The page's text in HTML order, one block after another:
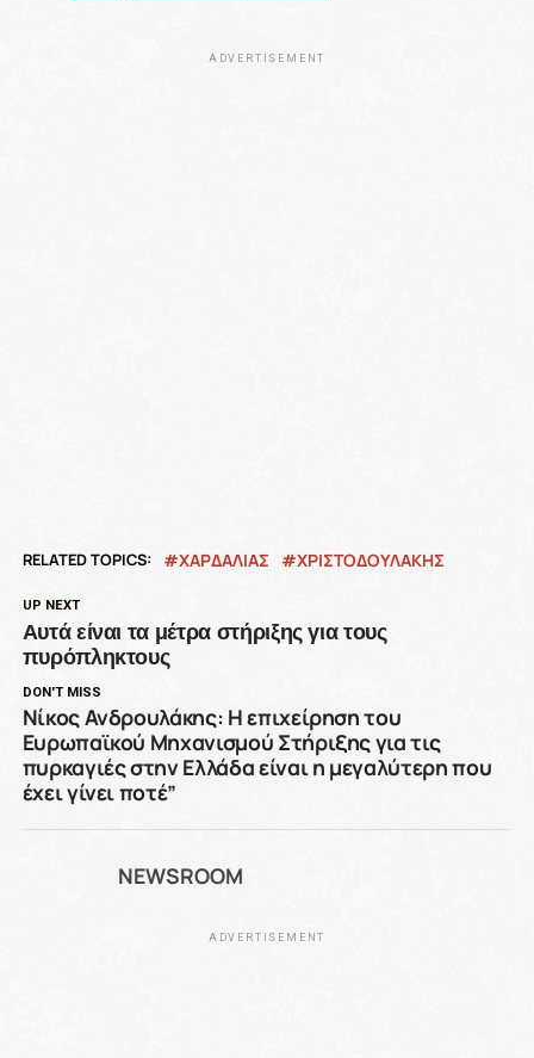
ADVERTISEMENT
RELATED TOPICS: ΧΑΡΔΑΛΙΑΣ ΧΡΙΣΤΟΔΟΥΛΑΚΗΣ
UP NEXT
Αυτά είναι τα μέτρα στήριξης για τους
πυρόπληκτους
DON'T MISS
Νίκος Ανδρουλάκης: Η επιχείρηση του
Ευρωπαϊκού Μηχανισμού Στήριξης για τις
πυρκαγιές στην Ελλάδα είναι η μεγαλύτερη που
έχει γίνει ποτέ”
NEWSROOM
ADVERTISEMENT